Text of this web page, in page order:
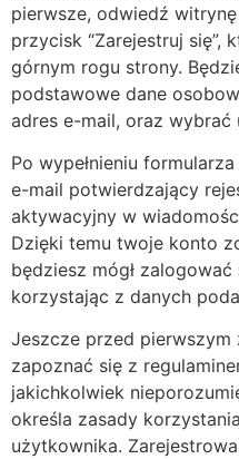
pierwsze, odwiedź
przycisk “Zarejestruj się”,
górnym rogu strony.
podstawowe dane
adres e-mail, oraz wybrać
Po wypełnieniu
e-mail potwierdzający
aktywacyjny w
Dzięki temu twoje konto
będziesz mógł
korzystając z danych
Jeszcze przed
zapoznać się z
jakichkolwiek
określa zasady
użytkownika.